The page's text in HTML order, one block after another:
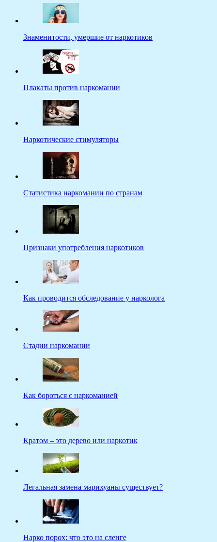
Знаменитости, умершие от наркотиков
Плакаты против наркомании
Наркотические стимуляторы
Статистика наркомании по странам
Признаки употребления наркотиков
Как проводится обследование у нарколога
Стадии наркомании
Как бороться с наркоманией
Кратом – это дерево или наркотик
Легальная замена марихуаны существует?
Нарко порох: что это на сленге